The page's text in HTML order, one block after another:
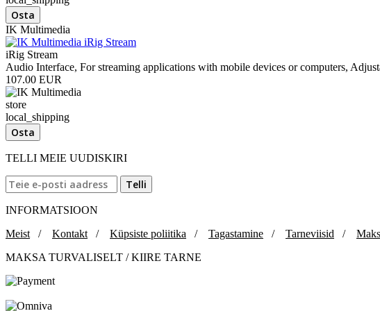
IK Multimedia
iRig Stream
Audio Interface, For streaming applications with mobile devices or computers,
107.00 EUR
store
local_shipping
TELLI MEIE UUDISKIRI
INFORMATSIOON
Meist / Kontakt / Küpsiste poliitika / Tagastamine / Tarneviisid /
MAKSA TURVALISELT / KIIRE TARNE